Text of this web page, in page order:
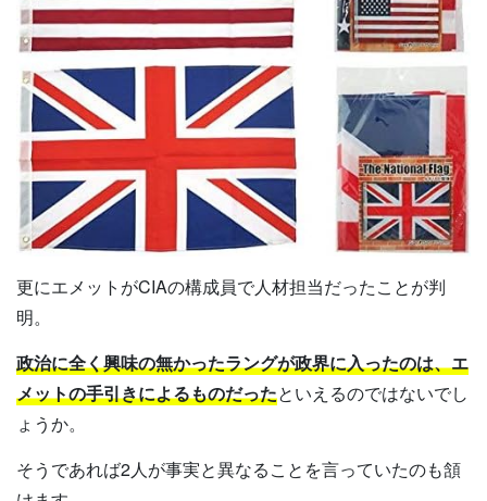
更にエメットがCIAの構成員で人材担当だったことが判
明。
政治に全く興味の無かったラングが政界に入ったのは、エ
メットの手引きによるものだったといえるのではないでし
ょうか。
そうであれば2人が事実と異なることを言っていたのも頷